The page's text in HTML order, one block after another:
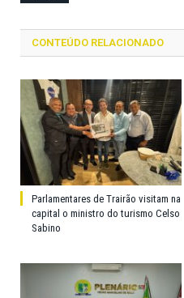
CONTEÚDO RELACIONADO
Parlamentares de Trairão visitam na
capital o ministro do turismo Celso
Sabino